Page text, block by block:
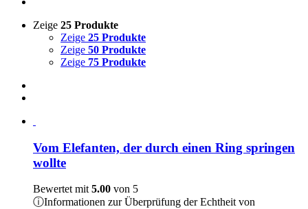
Zeige 25 Produkte
Zeige 25 Produkte
Zeige 50 Produkte
Zeige 75 Produkte
Vom Elefanten, der durch einen Ring springen
wollte
Bewertet mit5.00 von 5
ⓘInformationen zur Überprüfung der Echtheit von